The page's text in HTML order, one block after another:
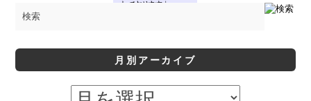
月別アーカイブ